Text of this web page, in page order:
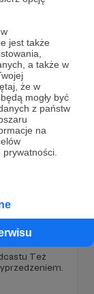
jest także
a także w
że w
mogły być
z państw
na
Też